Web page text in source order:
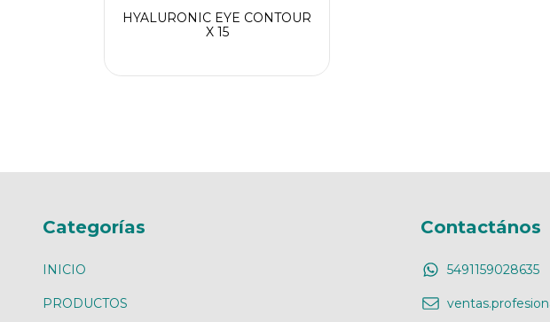
HYALURONIC EYE CONTOUR
X 15
Categorías
INICIO
PRODUCTOS
Contactános
5491159028635